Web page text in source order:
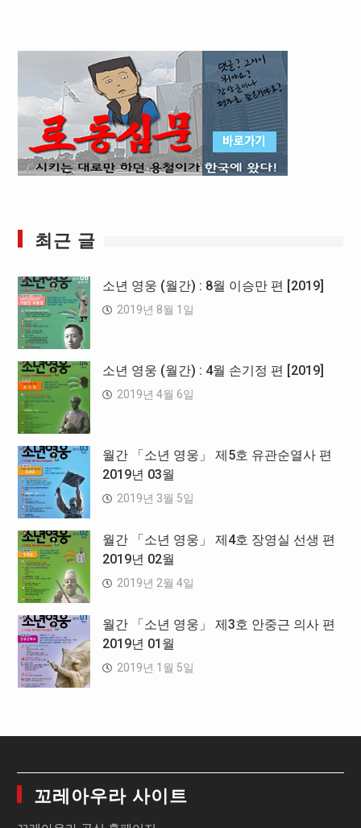
최근 글
소년 영웅 (월간) : 8월 이승만 편 [2019]
2019년 8월 1일
소년 영웅 (월간) : 4월 손기정 편 [2019]
2019년 4월 6일
월간 「소년 영웅」 제5호 유관순열사 편
2019년 03월
2019년 3월 5일
월간 「소년 영웅」 제4호 장영실 선생 편
2019년 02월
2019년 2월 4일
월간 「소년 영웅」 제3호 안중근 의사 편
2019년 01월
2019년 1월 5일
꼬레아우라 사이트